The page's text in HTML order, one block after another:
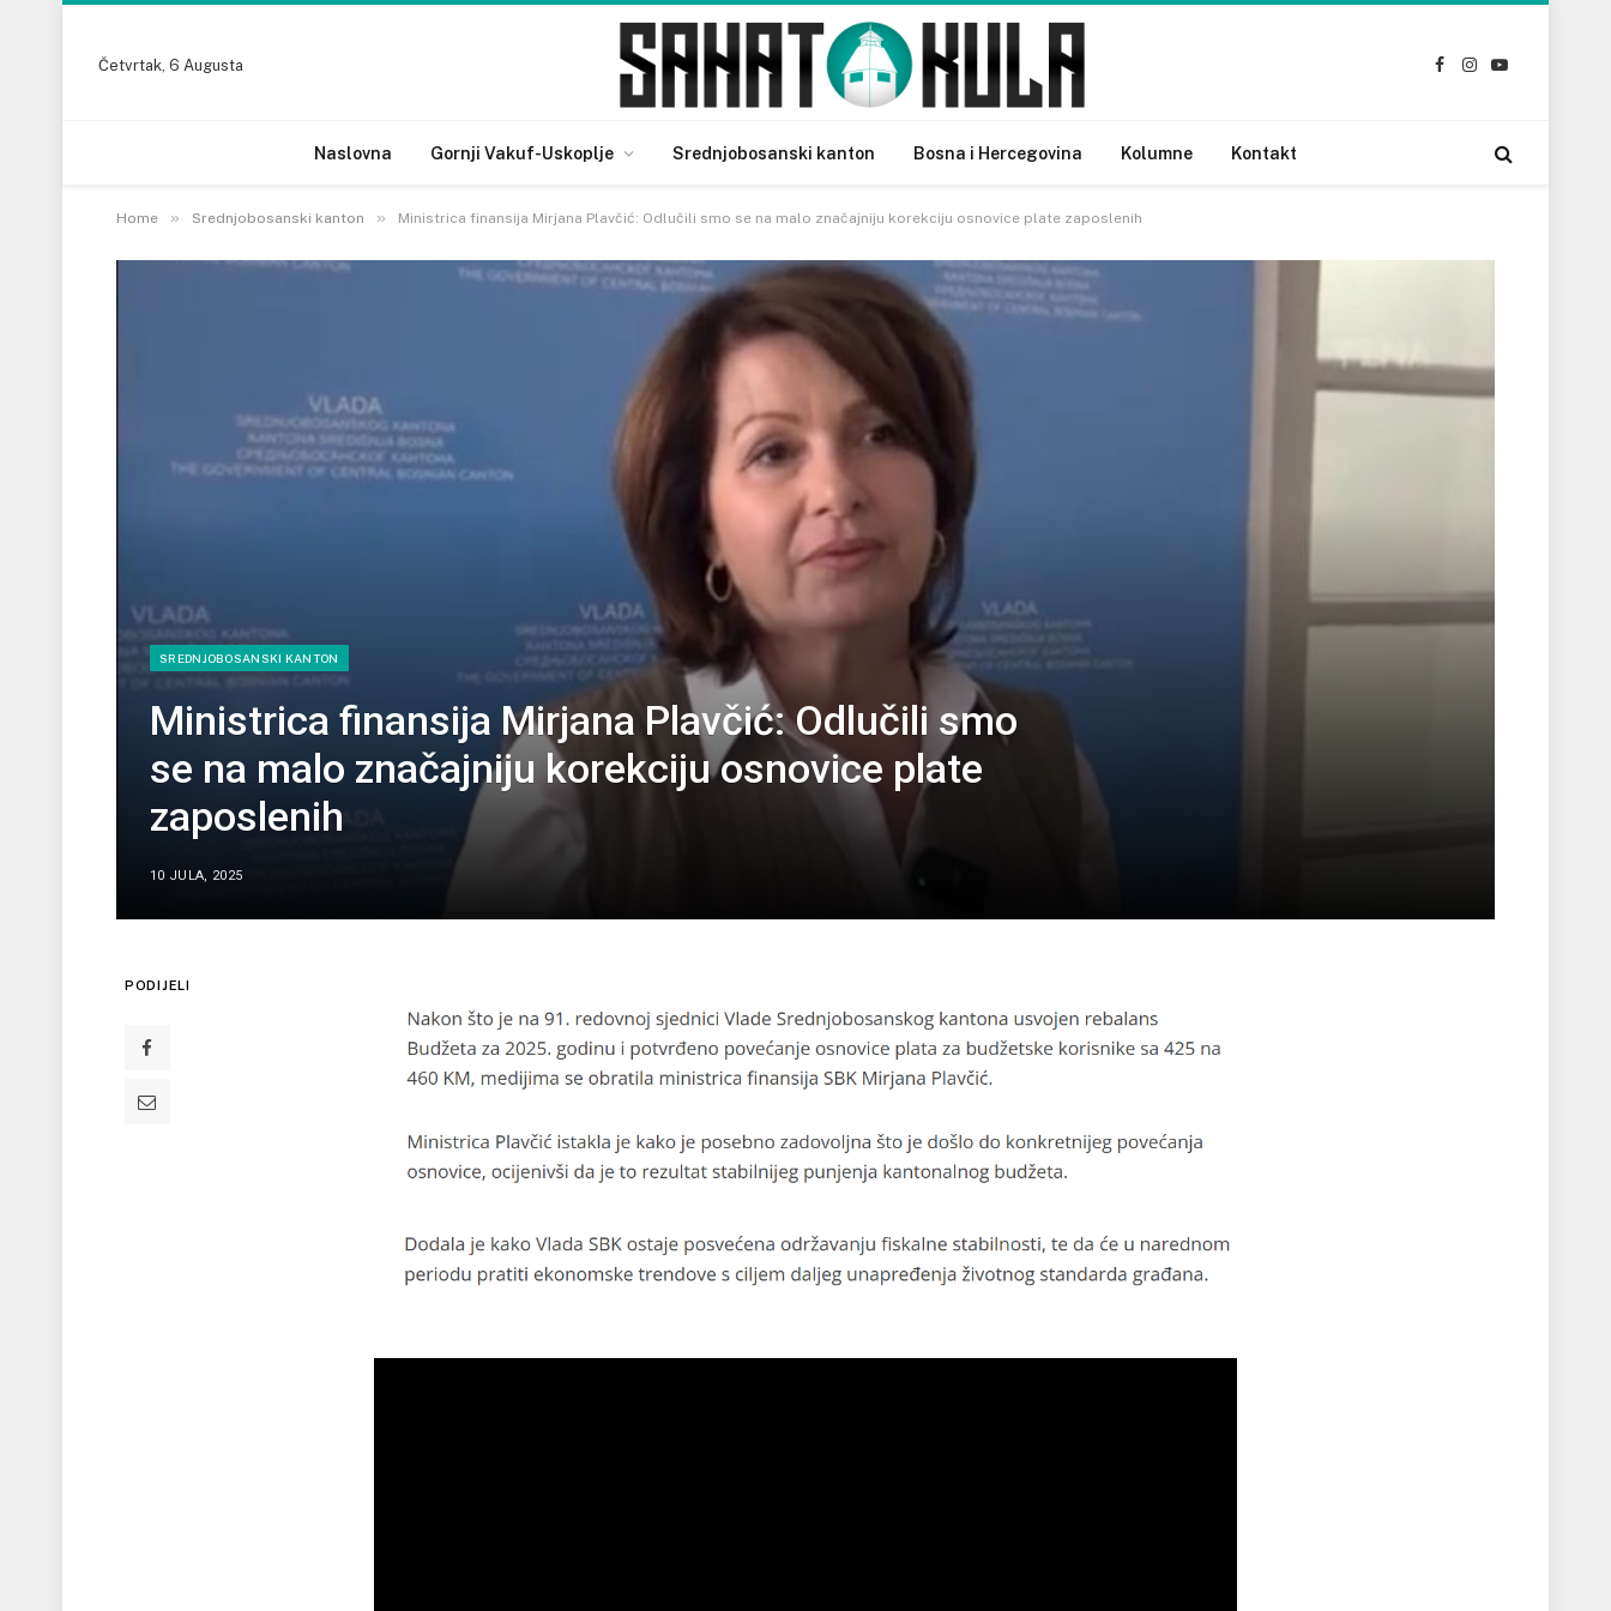
Četvrtak, 6 Augusta
Facebook
Instagram
YouTube
Naslovna Gornji Vakuf-Uskoplje Srednjobosanski kanton Bosna i Hercegovina Kolumne Kontakt
Home » Srednjobosanski kanton » Ministrica finansija Mirjana Plavčić: Odlučili smo se na malo značajniju korekciju osnovice plate zaposlenih
SREDNJOBOSANSKI KANTON
Ministrica finansija Mirjana Plavčić: Odlučili smo
se na malo značajniju korekciju osnovice plate
zaposlenih
10 JULA, 2025
PODIJELI